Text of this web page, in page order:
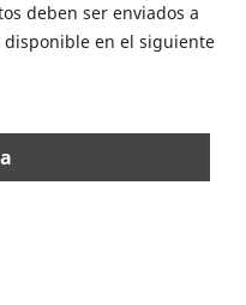
deben ser enviados a
disponible en el siguiente